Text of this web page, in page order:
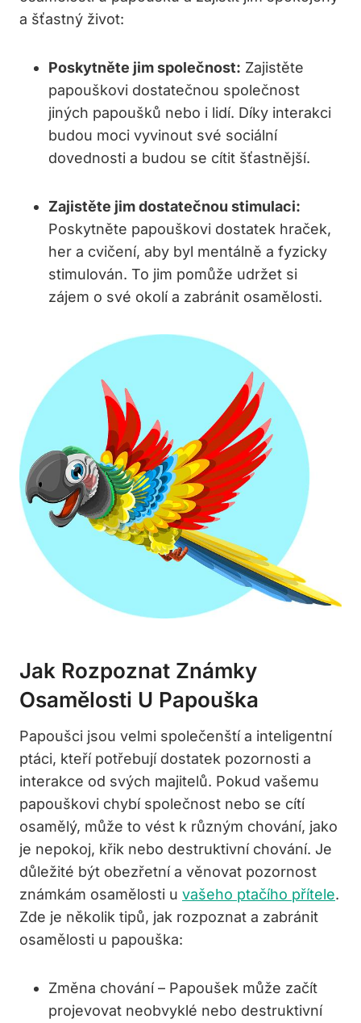
a šťastný život:
Poskytněte jim společnost: Zajistěte
papouškovi dostatečnou společnost
jiných papoušků nebo i lidí. Díky interakci
budou moci vyvinout své sociální
dovednosti a budou se cítit šťastnější.
Zajistěte jim dostatečnou stimulaci:
Poskytněte papouškovi dostatek hraček,
her a cvičení, aby byl mentálně a fyzicky
stimulován. To jim pomůže udržet si
zájem o své okolí a zabránit osamělosti.
Jak Rozpoznat Známky
Osamělosti U Papouška
Papoušci jsou velmi společenští a inteligentní
ptáci, kteří potřebují dostatek pozornosti a
interakce od svých majitelů. Pokud vašemu
papouškovi chybí společnost nebo se cítí
osamělý, může to vést k různým chování, jako
je nepokoj, křik nebo destruktivní chování. Je
důležité být obezřetní a věnovat pozornost
známkám osamělosti u vašeho ptačího přítele.
Zde je několik tipů, jak rozpoznat a zabránit
osamělosti u papouška:
Změna chování – Papoušek může začít
projevovat neobvyklé nebo destruktivní